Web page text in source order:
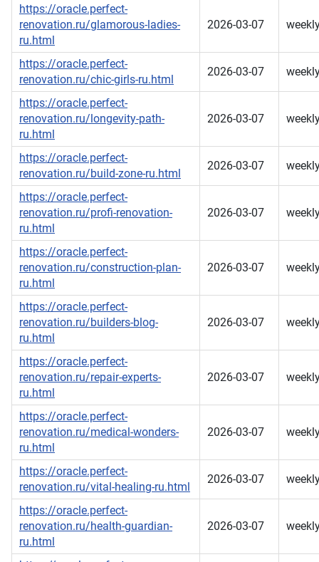
https://oracle.perfect-
renovation.ru/glamorous-ladies-
ru.html
2026-03-07
https://oracle.perfect-
renovation.ru/chic-girls-ru.html
2026-03-07
https://oracle.perfect-
renovation.ru/longevity-path-
ru.html
2026-03-07
https://oracle.perfect-
renovation.ru/build-zone-ru.html
2026-03-07
https://oracle.perfect-
renovation.ru/profi-renovation-
ru.html
2026-03-07
https://oracle.perfect-
renovation.ru/construction-plan-
ru.html
2026-03-07
https://oracle.perfect-
renovation.ru/builders-blog-
ru.html
2026-03-07
https://oracle.perfect-
renovation.ru/repair-experts-
ru.html
2026-03-07
https://oracle.perfect-
renovation.ru/medical-wonders-
ru.html
2026-03-07
https://oracle.perfect-
renovation.ru/vital-healing-ru.html
2026-03-07
https://oracle.perfect-
renovation.ru/health-guardian-
ru.html
2026-03-07